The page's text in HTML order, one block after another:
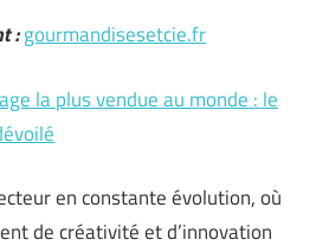
:gourmandisesetcie.fr
la plus vendue au monde : le
en constante évolution, où
de créativité et d’innovation